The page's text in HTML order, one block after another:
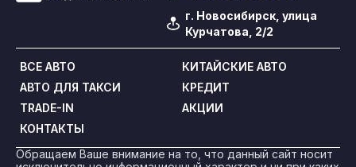
г. Новосибирск, улица
Курчатова, 2/2
ВСЕ АВТО
КИТАЙСКИЕ АВТО
АВТО ДЛЯ ТАКСИ
КРЕДИТ
TRADE-IN
АКЦИИ
КОНТАКТЫ
Обращаем Ваше внимание на то, что данный сайт носит